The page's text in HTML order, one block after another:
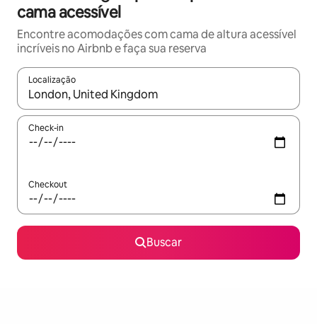
cama acessível
Encontre acomodações com cama de altura acessível
incríveis no Airbnb e faça sua reserva
Localização
Quando os resultados estiverem disponíveis, explore-os
Check-in
Checkout
Buscar